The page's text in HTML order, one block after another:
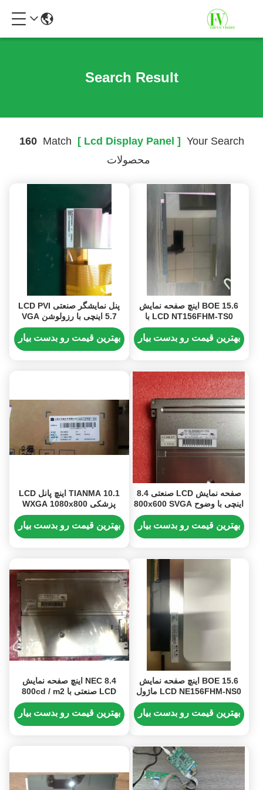
Search Result
Your Search
[ Lcd Display Panel ]
160
محصولات
BOE 15.6 اینچ صفحه نمایش
LCD NT156FHM-TS0 با
1920x1080 پیکسل رزولوشن
FHD و رابط IPS 40PIN
بهترین قیمت رو بدست بیار
پنل نمایشگر صنعتی LCD PVI
5.7 اینچی با رزولوشن VGA
640×480 و روشنایی 450 کاندلا
بر متر مربع
بهترین قیمت رو بدست بیار
صفحه نمایش LCD صنعتی 8.4
اینچی با وضوح 800x600 SVGA
و روشنایی 400cd / m2
بهترین قیمت رو بدست بیار
TIANMA 10.1 اینچ پانل LCD
پزشکی WXGA 1080x800
پیکسل 500CD / M2 پانل
نمایش TFT-LCD
بهترین قیمت رو بدست بیار
BOE 15.6 اینچ صفحه نمایش
LCD NE156FHM-NS0 ماژول
TFT-LCD با 1920 × 1080
پیکسل و 300 cd / m2 روشنایی
بهترین قیمت رو بدست بیار
NEC 8.4 اینچ صفحه نمایش
LCD صنعتی با 800cd / m2
روشنایی SVGA 119PPI
رزولوشن و رابط 20P
بهترین قیمت رو بدست بیار